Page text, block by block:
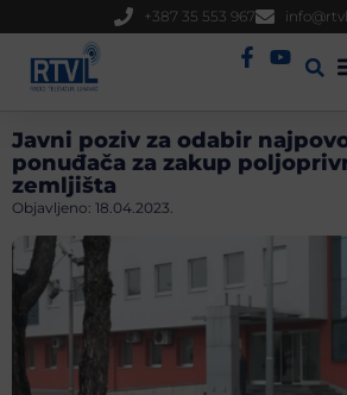
+387 35 553 967
Javni poziv za odabir
ponuđača za zakup
zemljišta
Objavljeno: 18.04.2023.